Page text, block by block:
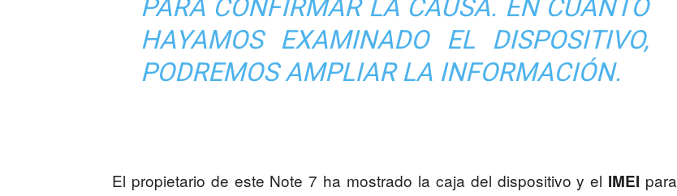
PARA CONFIRMAR LA CAUSA. EN CUANTO
HAYAMOS EXAMINADO EL DISPOSITIVO,
PODREMOS AMPLIAR LA INFORMACIÓN.
El propietario de este Note 7 ha mostrado la caja del dispositivo y el IMEI para